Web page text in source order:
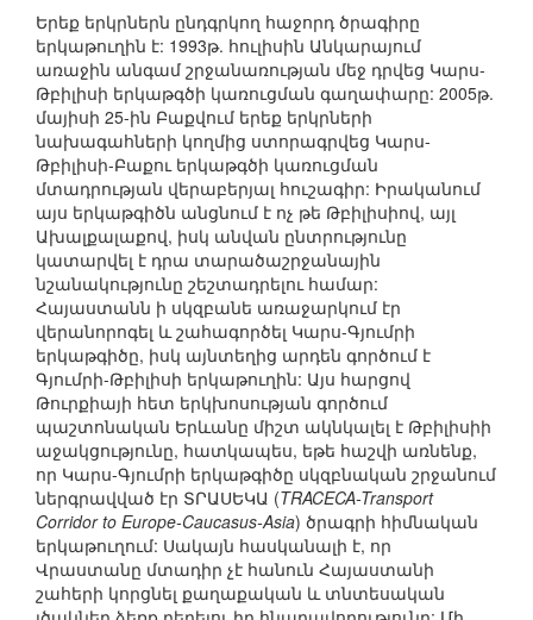
Երեք երկրներն ընդգրկող հաջորդ ծրագիրը
երկաթուղին է: 1993թ. հուլիսին Անկարայում
առաջին անգամ շրջանառության մեջ դրվեց Կարս-
Թբիլիսի երկաթգծի կառուցման գաղափարը: 2005թ.
մայիսի 25-ին Բաքվում երեք երկրների
նախագահների կողմից ստորագրվեց Կարս-
Թբիլիսի-Բաքու երկաթգծի կառուցման
մտադրության վերաբերյալ հուշագիր: Իրականում
այս երկաթգիծն անցնում է ոչ թե Թբիլիսիով, այլ
Ախալքալաքով, իսկ անվան ընտրությունը
կատարվել է դրա տարածաշրջանային
նշանակությունը շեշտադրելու համար:
Հայաստանն ի սկզբանե առաջարկում էր
վերանորոգել և շահագործել Կարս-Գյումրի
երկաթգիծը, իսկ այնտեղից արդեն գործում է
Գյումրի-Թբիլիսի երկաթուղին: Այս հարցով
Թուրքիայի հետ երկխոսության գործում
պաշտոնական Երևանը միշտ ակնկալել է Թբիլիսիի
աջակցությունը, հատկապես, եթե հաշվի առնենք,
որ Կարս-Գյումրի երկաթգիծը սկզբնական շրջանում
ներգրավված էր ՏՐԱՍԵԿԱ (TRACECA-Transport
Corridor to Europe-Caucasus-Asia) ծրագրի հիմնական
երկաթուղում: Սակայն հասկանալի է, որ
Վրաստանը մտադիր չէ հանուն Հայաստանի
շահերի կորցնել քաղաքական և տնտեսական